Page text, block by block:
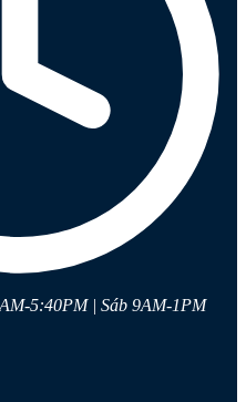
5:40PM | Sáb 9AM-1PM